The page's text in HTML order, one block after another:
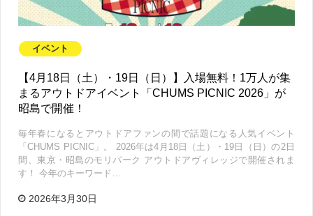
イベント
【4月18日（土）・19日（日）】入場無料！1万人が集
まるアウトドアイベント「CHUMS PICNIC 2026」が
昭島で開催！
毎年春になるとアウトドアファンの間で話題になる人気イベント
「CHUMS PICNIC」。 2026年は4月18日（土）・19日（日）の2日
間、東京・昭島のモリパーク アウトドアヴィレッジで開催されま
す！ 今年のキーワード…
2026年3月30日